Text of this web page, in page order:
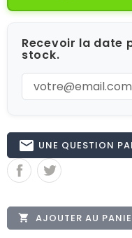
Recevoir la date
stock.
email UNE QUESTION
 AJOUTER AU